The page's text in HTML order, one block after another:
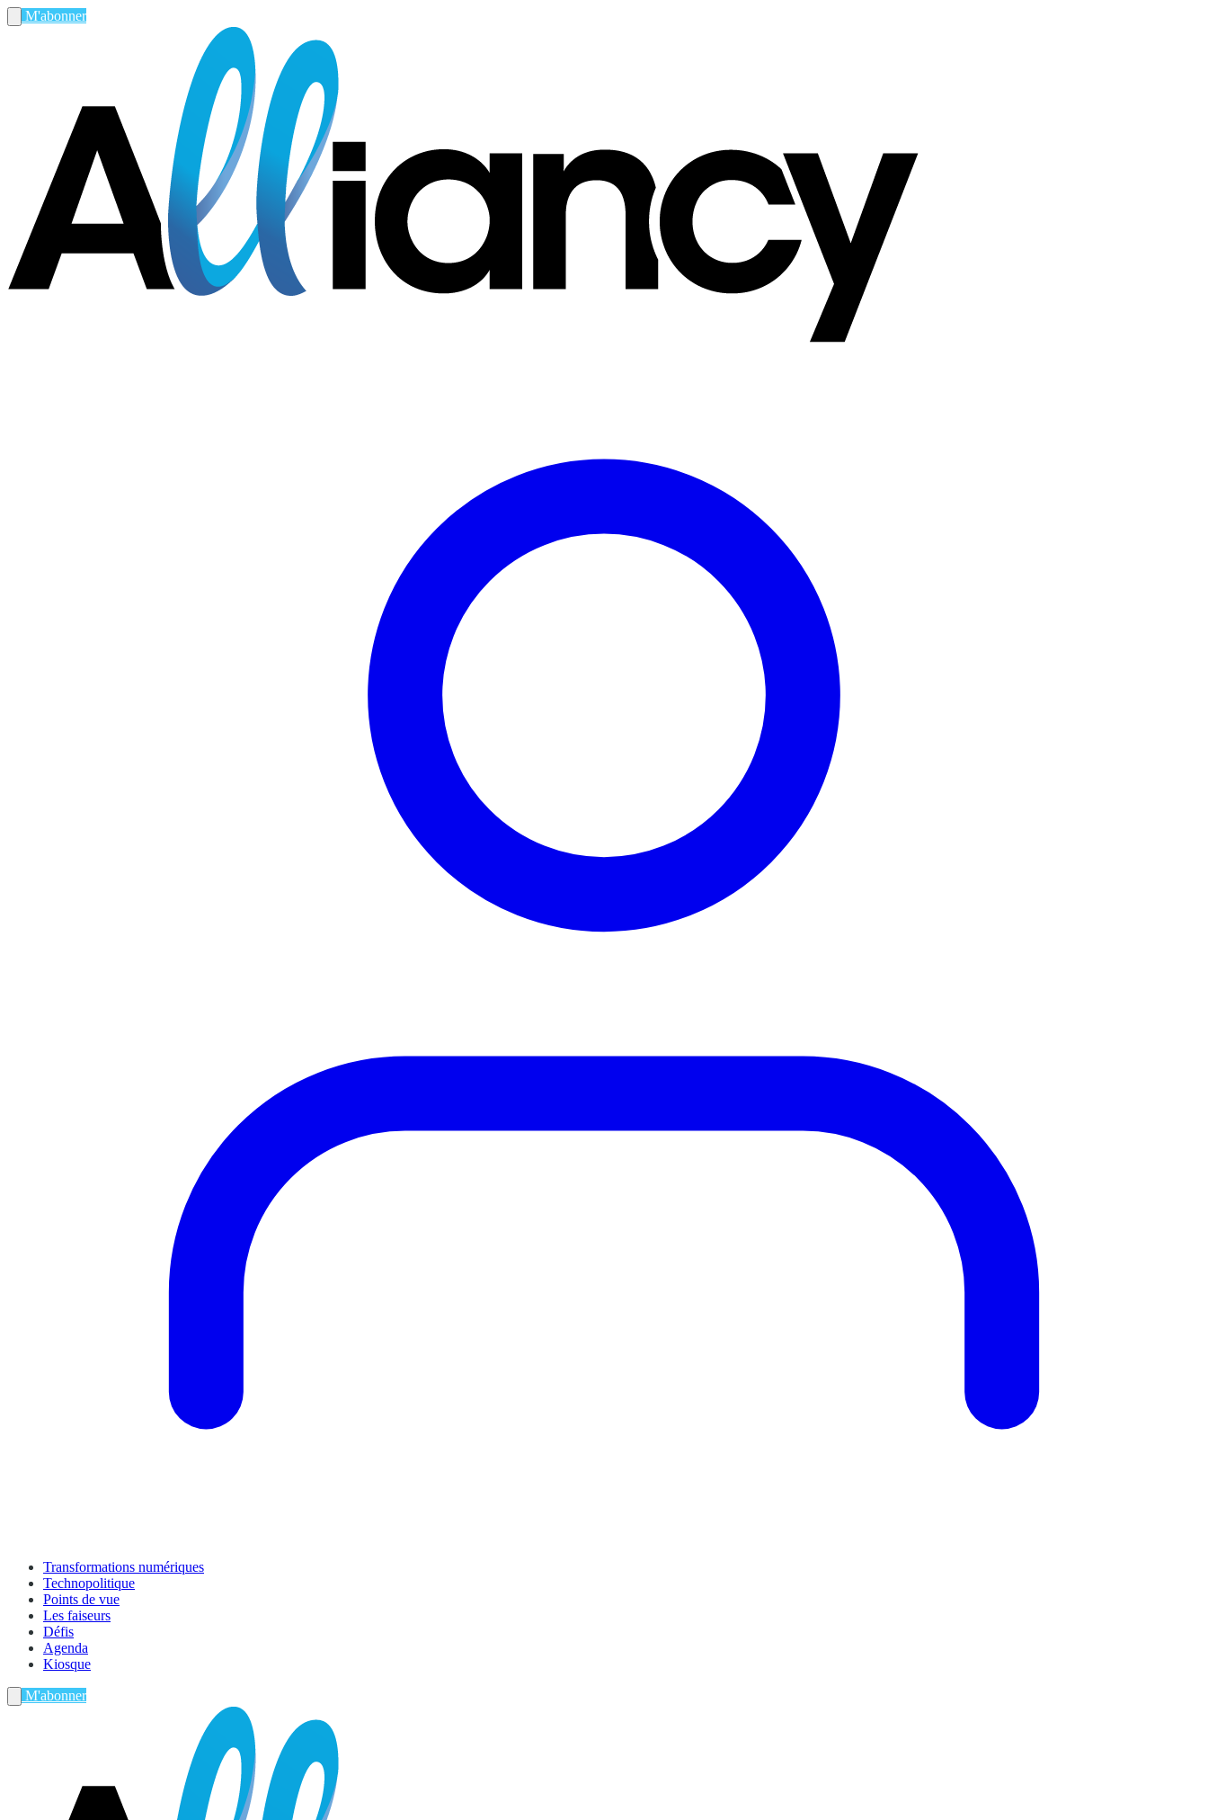
M'abonner
Transformations numériques
Technopolitique
Points de vue
Les faiseurs
Défis
Agenda
Kiosque
M'abonner